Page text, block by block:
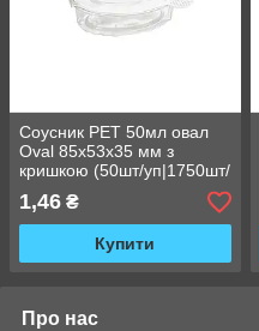
Соусник PET 50мл овал
Oval 85х53х35 мм з
кришкою (50шт/уп|1750шт/
ящ) IN17176
1,46 ₴
Купити
Про нас